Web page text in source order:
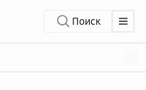
Поиск